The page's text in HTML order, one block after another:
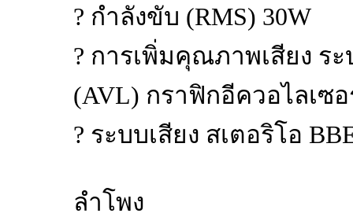
? กำลังขับ (RMS) 30W
? การเพิ่มคุณภาพเสียง ร
(AVL) กราฟิกอีควอไลเซอ
? ระบบเสียง สเตอริโอ
ลำโพง